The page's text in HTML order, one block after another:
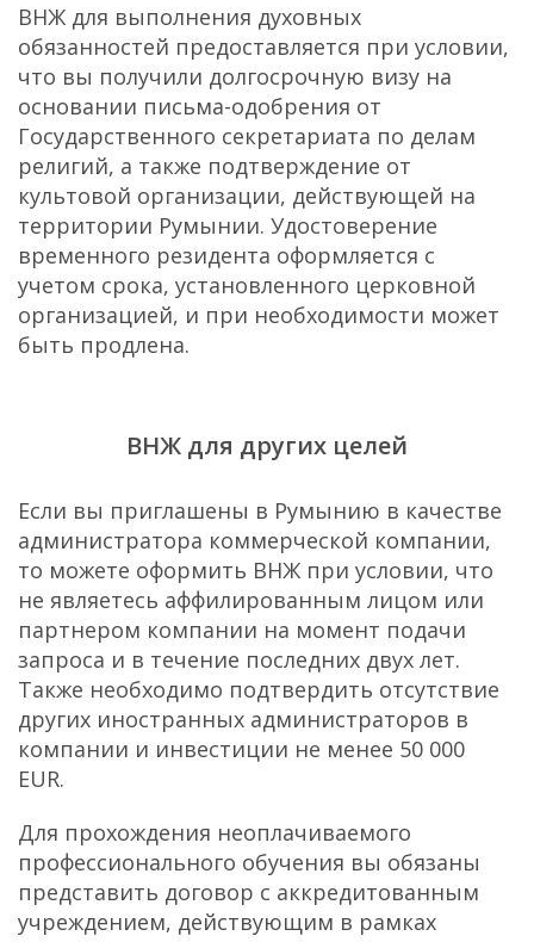
ВНЖ для выполнения духовных
обязанностей предоставляется при условии,
что вы получили долгосрочную визу на
основании письма-одобрения от
Государственного секретариата по делам
религий, а также подтверждение от
культовой организации, действующей на
территории Румынии. Удостоверение
временного резидента оформляется с
учетом срока, установленного церковной
организацией, и при необходимости может
быть продлена.
ВНЖ для других целей
Если вы приглашены в Румынию в качестве
администратора коммерческой компании,
то можете оформить ВНЖ при условии, что
не являетесь аффилированным лицом или
партнером компании на момент подачи
запроса и в течение последних двух лет.
Также необходимо подтвердить отсутствие
других иностранных администраторов в
компании и инвестиции не менее 50 000
EUR.
Для прохождения неоплачиваемого
профессионального обучения вы обязаны
представить договор с аккредитованным
учреждением, действующим в рамках